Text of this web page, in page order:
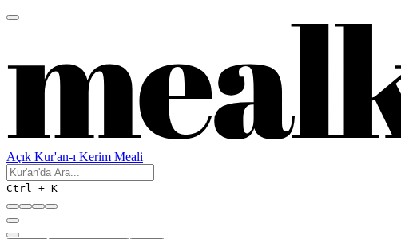
Açık Kur'an-ı Kerim Meali
Ctrl + K